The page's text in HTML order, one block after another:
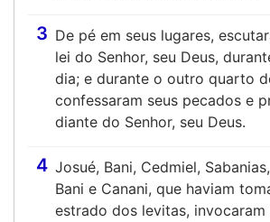
3 De pé em seus lugares,
lei do Senhor, seu Deus,
dia; e durante o outro quarto
confessaram seus pecados e
diante do Senhor, seu Deus.
4 Josué, Bani, Cedmiel,
Bani e Canani, que haviam
estrado dos levitas,